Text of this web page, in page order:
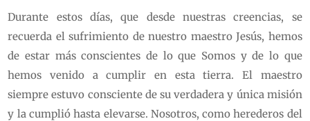
Durante estos días, que desde nuestras creencias, se
recuerda el sufrimiento de nuestro maestro Jesús, hemos
de estar más conscientes de lo que Somos y de lo que
hemos venido a cumplir en esta tierra. El maestro
siempre estuvo consciente de su verdadera y única misión
y la cumplió hasta elevarse. Nosotros, como herederos del